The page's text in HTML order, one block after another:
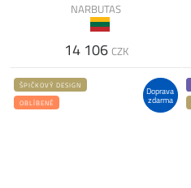
NARBUTAS
14 106 CZK
Doprava
zdarma
ŠPIČKOVÝ DESIGN
OBLÍBENÉ